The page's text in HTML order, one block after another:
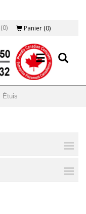
(0) Panier (0)
Étuis